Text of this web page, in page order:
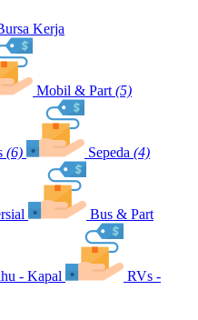
Kerja
Mobil & Part (5)
(6) Sepeda (4)
Bus & Part
- Kapal RVs -